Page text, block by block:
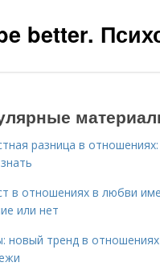
better.
разница в
в отношениях в любви
или нет
новый тренд в отношениях